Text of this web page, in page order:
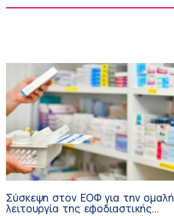
Σύσκεψη στον ΕΟΦ για την ομαλή
λειτουργία της εφοδιαστικής